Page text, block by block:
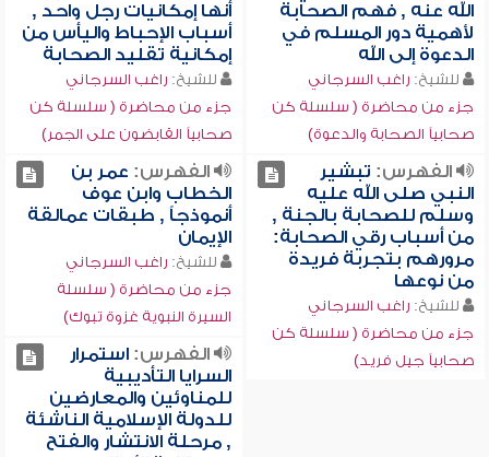
الله عنه , فهم الصحابة
لأهمية دور المسلم في
الدعوة إلى الله
للشيخ: راغب السرجاني
جزء من محاضرة ( سلسلة كن
صحابياً الصحابة والدعوة)
أنها إمكانيات رجل واحد ,
أسباب الإحباط واليأس من
إمكانية تقليد الصحابة
للشيخ: راغب السرجاني
جزء من محاضرة ( سلسلة كن
صحابياً القابضون على الجمر)
الفهرس: تبشير
النبي صلى الله عليه
وسلم للصحابة بالجنة ,
من أسباب رقي الصحابة:
مرورهم بتجربة فريدة
من نوعها
للشيخ: راغب السرجاني
جزء من محاضرة ( سلسلة كن
صحابياً جيل فريد)
الفهرس: عمر بن
الخطاب وابن عوف
أنموذجاً , طبقات عمالقة
الإيمان
للشيخ: راغب السرجاني
جزء من محاضرة ( سلسلة
السيرة النبوية غزوة تبوك)
الفهرس:استمرار
السرايا التأديبية
للمناوئين والمعارضين
للدولة الإسلامية الناشئة
, مرحلة الانتشار والفتح